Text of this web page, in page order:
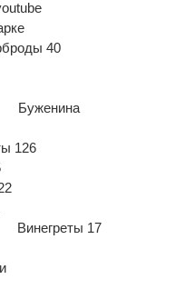
40
Буженина
126
Винегреты 17